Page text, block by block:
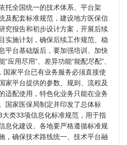
托全国统一的技术体系、平台架
及配套标准规范，建设地方医保信
究报告和初步设计方案，开展后续
实施计划，确保后续工作规范、稳
平台基础版后，要加强培训、加快
应用尽用”、差异功能“能配尽配”、
国家平台已有业务服务必须直接使
家平台提供的参数、规则、流程及
适配使用，特色化业务只能在业务
国家医保局制定并印发了总体标
类33项信息化标准规范，用于指
息化建设。各地要严格遵循标准规
，确保技术路线统一、技术平台融